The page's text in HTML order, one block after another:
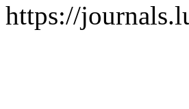
https://